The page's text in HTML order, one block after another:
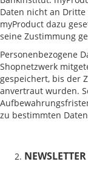
Daten nicht an Dritte
myProduct dazu
seine Zustimmung
Personenbezogene
Shopnetzwerk
gespeichert, bis der
anvertraut wurden.
zu bestimmten
NEWSLETTER